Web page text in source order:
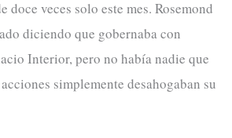
doce veces solo este mes. Rosemond
diciendo que gobernaba con
Interior, pero no había nadie que
simplemente desahogaban su